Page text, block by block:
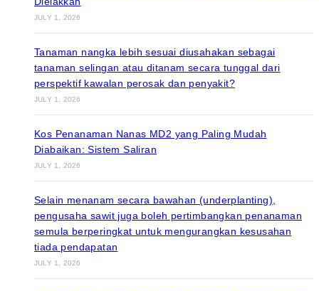
JULY 1, 2026
Tanaman nangka lebih sesuai diusahakan sebagai
tanaman selingan atau ditanam secara tunggal dari
perspektif kawalan perosak dan penyakit?
JULY 1, 2026
Kos Penanaman Nanas MD2 yang Paling Mudah
Diabaikan: Sistem Saliran
JULY 1, 2026
Selain menanam secara bawahan (underplanting),
pengusaha sawit juga boleh pertimbangkan penanaman
semula berperingkat untuk mengurangkan kesusahan
tiada pendapatan
JULY 1, 2026